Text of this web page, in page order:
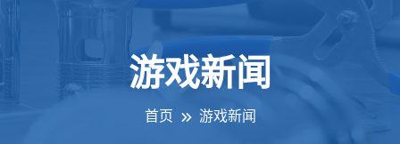
游戏新闻
首页 游戏新闻